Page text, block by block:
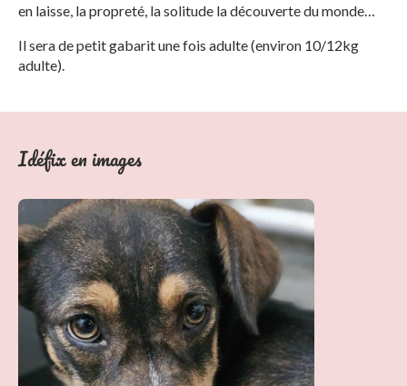
en laisse, la propreté, la solitude la découverte du monde…
Il sera de petit gabarit une fois adulte (environ 10/12kg
adulte).
Idéfix en images